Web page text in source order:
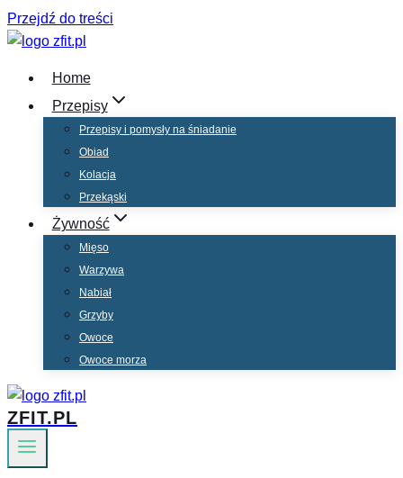
Przejdź do treści
Home
Przepisy
Przepisy i pomysły na śniadanie
Obiad
Kolacja
Przekąski
Żywność
Mięso
Warzywa
Nabiał
Grzyby
Owoce
Owoce morza
ZFIT.PL